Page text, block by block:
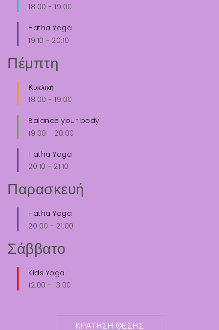
18:00 - 19:00
Hatha Yoga
19:10 - 20:10
Πέμπτη
Κυκλική
18:00 - 19:00
Balance your body
19:00 - 20:00
Hatha Yoga
20:10 - 21:10
Παρασκευή
Hatha Yoga
20:00 - 21:00
Σάββατο
Kids Yoga
12:00 - 13:00
ΚΡΆΤΗΣΗ ΘΈΣΗΣ